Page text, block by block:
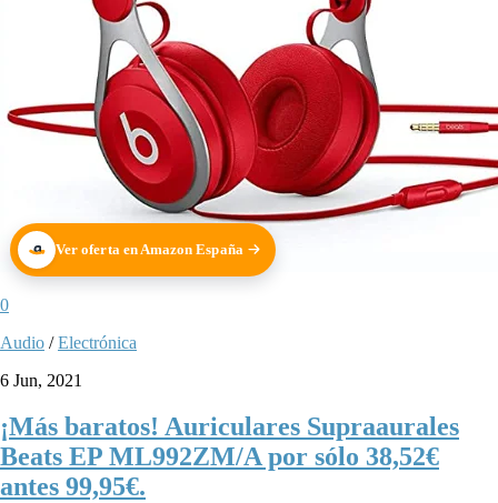
Ver oferta en Amazon España
0
Audio /Electrónica
6 Jun, 2021
¡Más baratos! Auriculares Supraaurales
Beats EP ML992ZM/A por sólo 38,52€
antes 99,95€.